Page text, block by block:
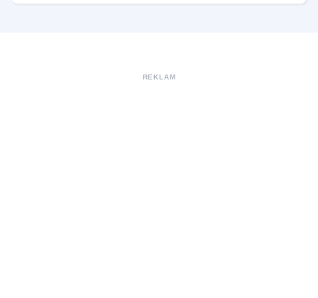
REKLAM